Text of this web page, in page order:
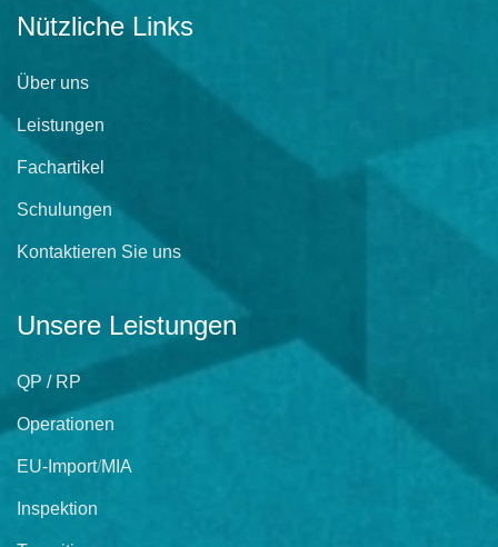
Nützliche Links
Über uns
Leistungen
Fachartikel
Schulungen
Kontaktieren Sie uns
Unsere Leistungen
QP / RP
Operationen
EU-Import/MIA
Inspektion